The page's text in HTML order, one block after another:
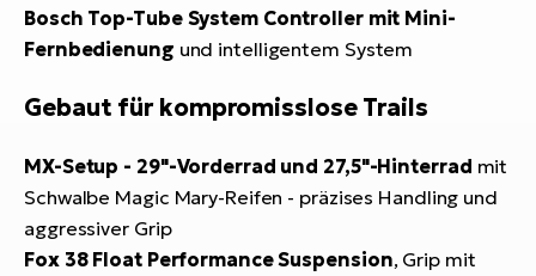
Bosch Top-Tube System Controller mit Mini-
Fernbedienung und intelligentem System
Gebaut für kompromisslose Trails
MX-Setup - 29"-Vorderrad und 27,5"-Hinterrad mit
Schwalbe Magic Mary-Reifen - präzises Handling und
aggressiver Grip
Fox 38 Float Performance Suspension, Grip mit